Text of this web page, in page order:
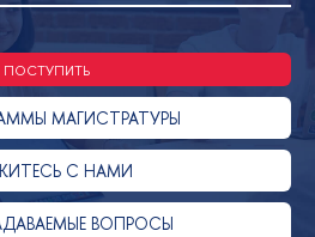
ПОСТУПИТЬ
МАГИСТРАТУРЫ
С НАМИ
ВОПРОСЫ